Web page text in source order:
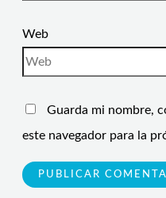
Web
Guarda mi nombre,
este navegador para la